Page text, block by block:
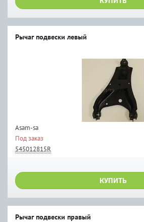
Рычаг подвески левый
Asam-sa
Под заказ
545012815R
КУПИТЬ
Рычаг подвески правый